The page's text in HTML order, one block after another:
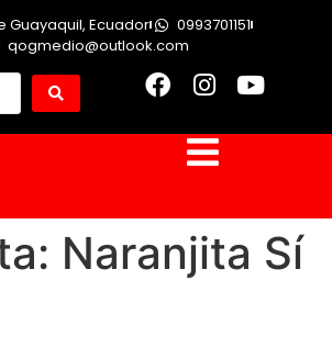
Guayaquil, Ecuador
0993701151
qogmedio@outlook.com
Naranjita Sí